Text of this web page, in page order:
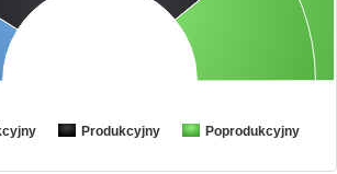
Produkcyjny Poprodukcyjny